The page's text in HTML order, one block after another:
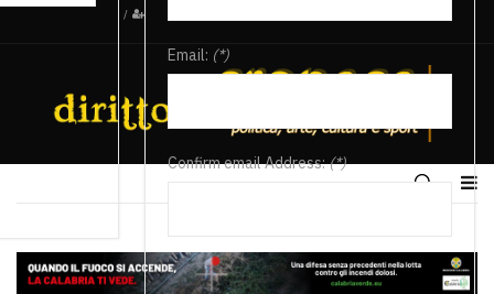
/
Email: (*)
Confirm email Address:(*)